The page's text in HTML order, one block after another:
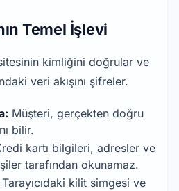
Temel İşlevi
kimliğini doğrular ve
veri akışını şifreler.
Müşteri, gerçekten doğru
bilir.
kartı bilgileri, adresler ve
tarafından okunamaz.
Tarayıcıdaki kilit simgesi ve